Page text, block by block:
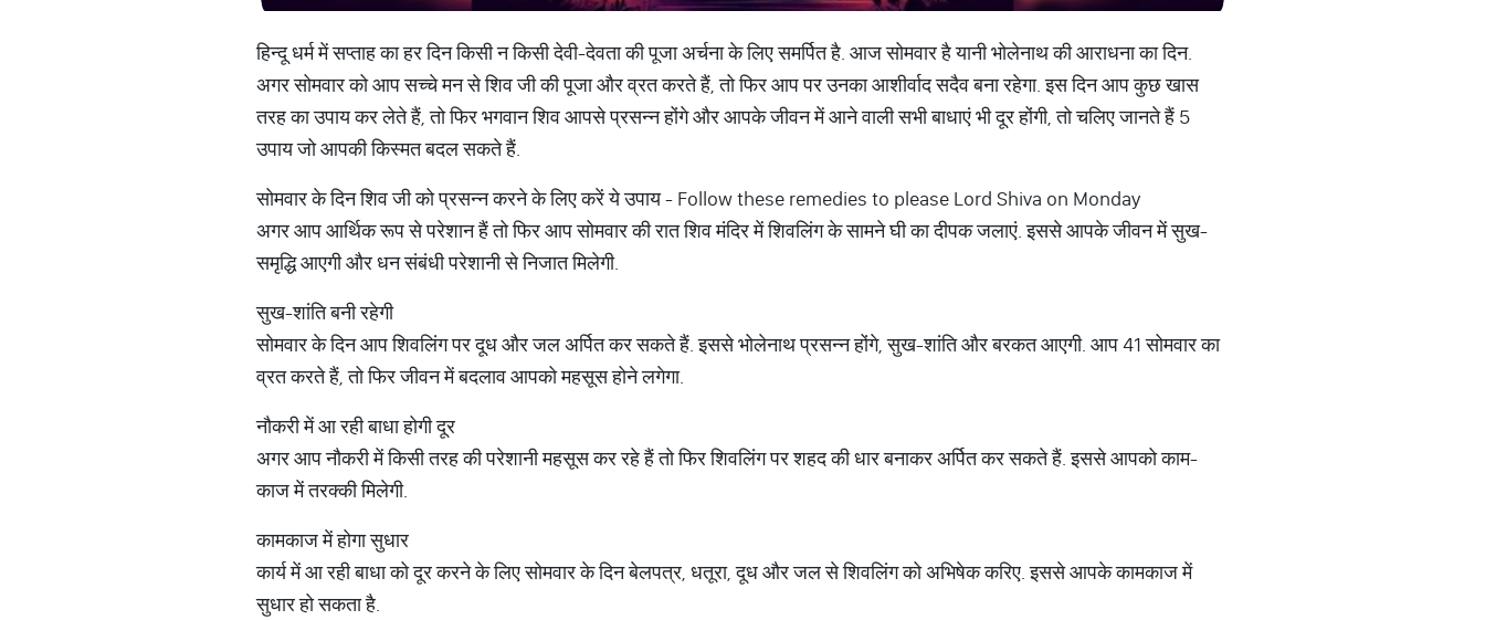
हिन्दू धर्म में सप्ताह का हर दिन किसी न किसी देवी-देवता की पूजा अर्चना के लिए समर्पित है. आज सोमवार है यानी भोलेनाथ की आराधना का दिन.
अगर सोमवार को आप सच्चे मन से शिव जी की पूजा और व्रत करते हैं, तो फिर आप पर उनका आशीर्वाद सदैव बना रहेगा. इस दिन आप कुछ खास
तरह का उपाय कर लेते हैं, तो फिर भगवान शिव आपसे प्रसन्न होंगे और आपके जीवन में आने वाली सभी बाधाएं भी दूर होंगी, तो चलिए जानते हैं 5
उपाय जो आपकी किस्मत बदल सकते हैं.
सोमवार के दिन शिव जी को प्रसन्न करने के लिए करें ये उपाय - Follow these remedies to please Lord Shiva on Monday
अगर आप आर्थिक रूप से परेशान हैं तो फिर आप सोमवार की रात शिव मंदिर में शिवलिंग के सामने घी का दीपक जलाएं. इससे आपके जीवन में सुख-
समृद्धि आएगी और धन संबंधी परेशानी से निजात मिलेगी.
सुख-शांति बनी रहेगी
सोमवार के दिन आप शिवलिंग पर दूध और जल अर्पित कर सकते हैं. इससे भोलेनाथ प्रसन्न होंगे, सुख-शांति और बरकत आएगी. आप 41 सोमवार का
व्रत करते हैं, तो फिर जीवन में बदलाव आपको महसूस होने लगेगा.
नौकरी में आ रही बाधा होगी दूर
अगर आप नौकरी में किसी तरह की परेशानी महसूस कर रहे हैं तो फिर शिवलिंग पर शहद की धार बनाकर अर्पित कर सकते हैं. इससे आपको काम-
काज में तरक्की मिलेगी.
कामकाज में होगा सुधार
कार्य में आ रही बाधा को दूर करने के लिए सोमवार के दिन बेलपत्र, धतूरा, दूध और जल से शिवलिंग को अभिषेक करिए. इससे आपके कामकाज में
सुधार हो सकता है.